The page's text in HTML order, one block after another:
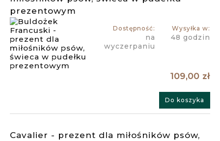
prezentowym
Dostępność:
na
wyczerpaniu
Wysyłka w:
48 godzin
109,00 zł
Do koszyka
Cavalier - prezent dla miłośników psów,